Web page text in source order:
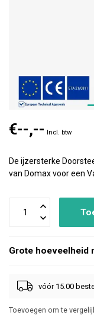
€--,-- Incl. btw
De ijzersterke
van Domax voor een
Grote hoeveelheid
vóór 15.00
Toevoegen om te